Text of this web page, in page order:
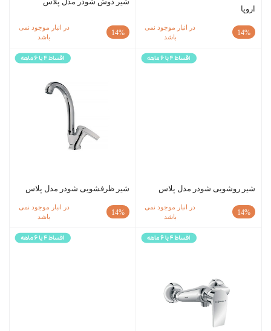
اروپا
14%
در انبار موجود نمی
باشد
14%
در انبار موجود نمی
باشد
شیر روشویی شودر مدل پلاس
14%
در انبار موجود نمی
باشد
شیر ظرفشویی شودر مدل پلاس
14%
در انبار موجود نمی
باشد